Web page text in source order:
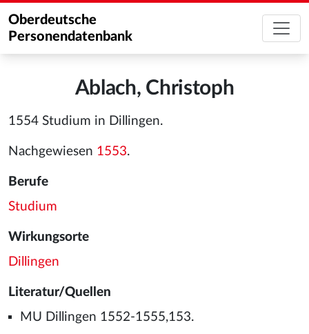
Oberdeutsche
Personendatenbank
Ablach, Christoph
1554 Studium in Dillingen.
Nachgewiesen 1553.
Berufe
Studium
Wirkungsorte
Dillingen
Literatur/Quellen
MU Dillingen 1552-1555,153.